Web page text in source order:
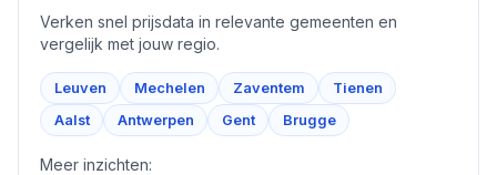
Verken snel prijsdata in relevante gemeenten en
vergelijk met jouw regio.
Leuven Mechelen Zaventem
Tienen
Aalst
Antwerpen Gent Brugge
Meer inzichten: